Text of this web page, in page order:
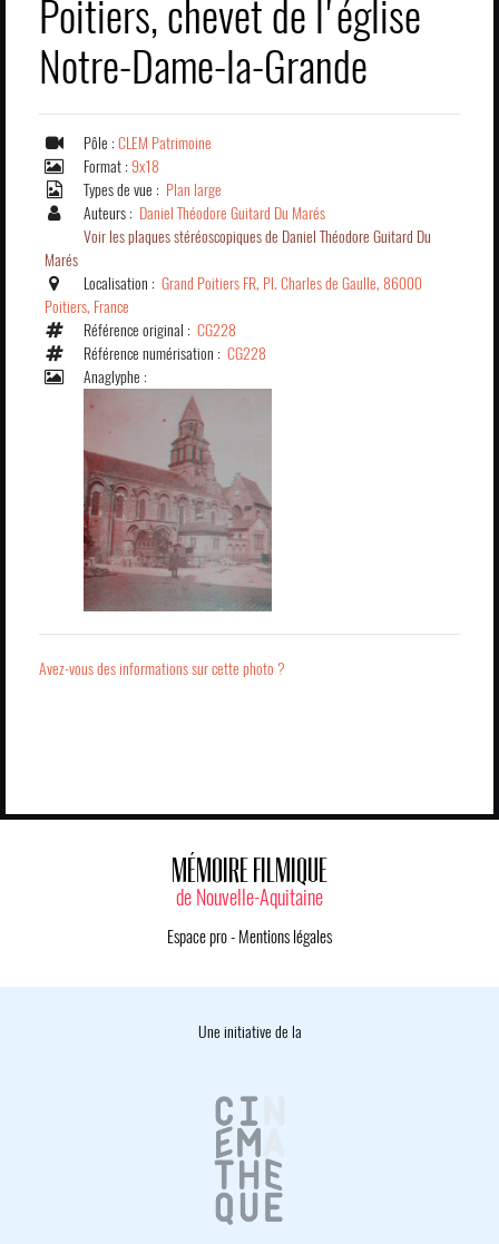
Poitiers, chevet de l'église
Notre-Dame-la-Grande
Pôle : CLEM Patrimoine
Format : 9x18
Types de vue : Plan large
Auteurs : Daniel Théodore Guitard Du Marés
Voir les plaques stéréoscopiques de Daniel Théodore Guitard Du
Marés
Localisation : Grand Poitiers FR, Pl. Charles de Gaulle, 86000
Poitiers, France
Référence original : CG228
Référence numérisation : CG228
Anaglyphe :
Avez-vous des informations sur cette photo ?
MÉMOIRE FILMIQUE
de Nouvelle-Aquitaine
Espace pro- Mentions légales
Une initiative de la